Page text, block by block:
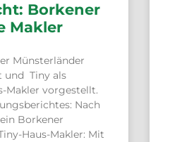
Borkener
Makler
Münsterländer
und Tiny als
Makler vorgestellt.
Nach
Borkener
Haus-Makler: Mit